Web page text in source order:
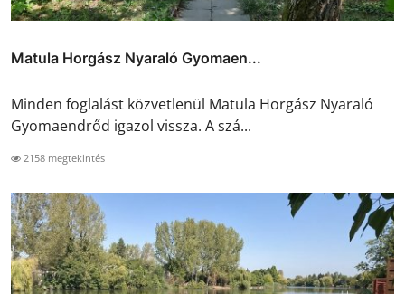
Matula Horgász Nyaraló Gyomaen...
Minden foglalást közvetlenül Matula Horgász Nyaraló
Gyomaendrőd igazol vissza. A szá...
2158 megtekintés